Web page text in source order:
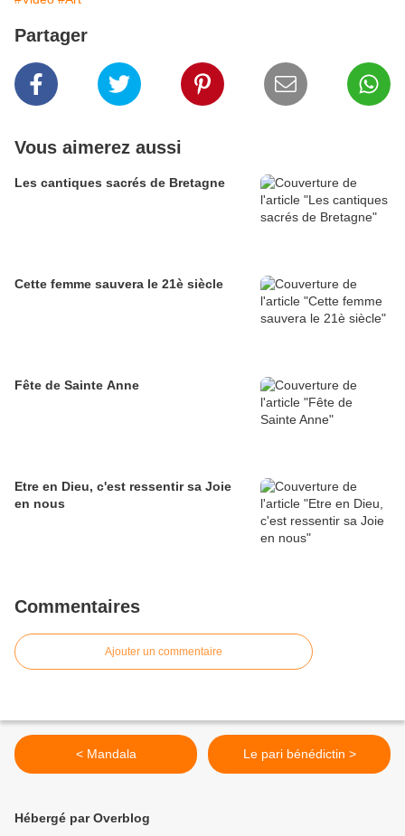
Partager
Vous aimerez aussi
Les cantiques sacrés de Bretagne
Cette femme sauvera le 21è siècle
Fête de Sainte Anne
Etre en Dieu, c'est ressentir sa Joie
en nous
Commentaires
Ajouter un commentaire
< Mandala Le pari bénédictin >
Hébergé par Overblog